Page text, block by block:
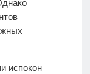
испокон